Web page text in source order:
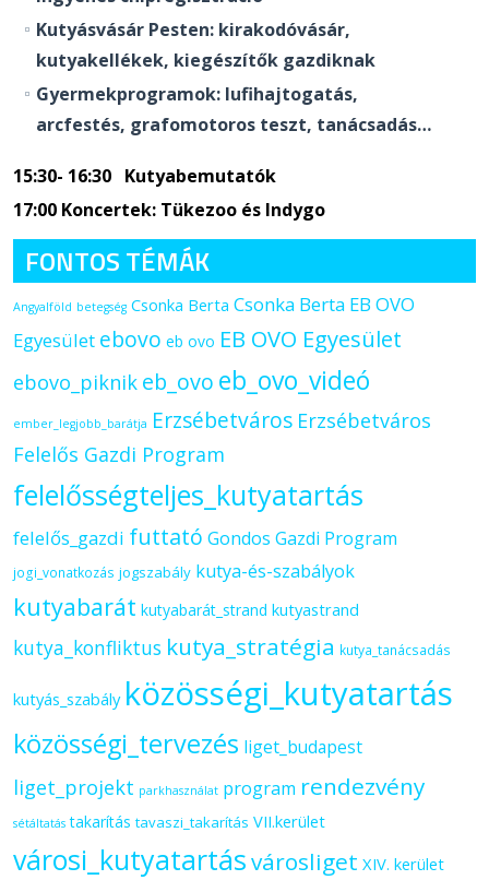
Kutyásvásár Pesten: kirakodóvásár,
kutyakellékek, kiegészítők gazdiknak
Gyermekprogramok: lufihajtogatás,
arcfestés, grafomotoros teszt, tanácsadás…
15:30- 16:30 Kutyabemutatók
17:00 Koncertek: Tükezoo és Indygo
FONTOS TÉMÁK
Angyalföld betegség Csonka Berta Csonka Berta EB OVO
Egyesület ebovo eb ovo EB OVO Egyesület
ebovo_piknik eb_ovo eb_ovo_videó
ember_legjobb_barátja Erzsébetváros Erzsébetváros
Felelős Gazdi Program
felelősségteljes_kutyatartás
felelős_gazdi futtató Gondos Gazdi Program
jogi_vonatkozás jogszabály kutya-és-szabályok
kutyabarát kutyabarát_strand kutyastrand
kutya_konfliktus kutya_stratégia kutya_tanácsadás
kutyás_szabály közösségi_kutyatartás
közösségi_tervezés liget_budapest
liget_projekt parkhasználat program rendezvény
sétáltatás takarítás tavaszi_takarítás VII.kerület
városi_kutyatartásvárosliget XIV. kerület